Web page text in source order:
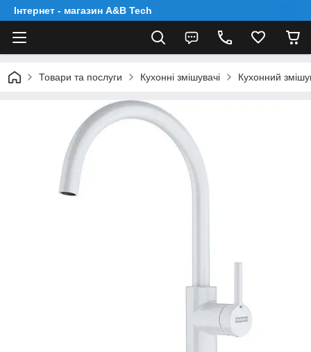
Інтернет - магазин A&B Tech
Товари та послуги Кухонні змішувачі Кухонний